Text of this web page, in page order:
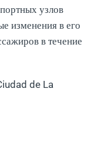
узлов
изменения в его
в течение
de La